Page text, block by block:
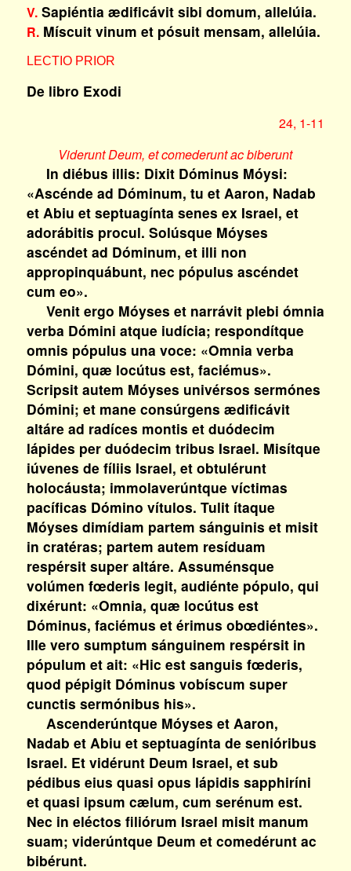
V.Sapiéntia ædificávit sibi domum, allelúia.
R.Míscuit vinum et pósuit mensam, allelúia.
LECTIO PRIOR
De libro Exodi
24, 1-11
Viderunt Deum, et comederunt ac biberunt
In diébus illis: Dixit Dóminus Móysi:
«Ascénde ad Dóminum, tu et Aaron, Nadab
et Abiu et septuagínta senes ex Israel, et
adorábitis procul. Solúsque Móyses
ascéndet ad Dóminum, et illi non
appropinquábunt, nec pópulus ascéndet
cum eo».
Venit ergo Móyses et narrávit plebi ómnia
verba Dómini atque iudícia; respondítque
omnis pópulus una voce: «Omnia verba
Dómini, quæ locútus est, faciémus».
Scripsit autem Móyses univérsos sermónes
Dómini; et mane consúrgens ædificávit
altáre ad radíces montis et duódecim
lápides per duódecim tribus Israel. Misítque
iúvenes de fíliis Israel, et obtulérunt
holocáusta; immolaverúntque víctimas
pacíficas Dómino vítulos. Tulit ítaque
Móyses dimídiam partem sánguinis et misit
in cratéras; partem autem resíduam
respérsit super altáre. Assuménsque
volúmen fœderis legit, audiénte pópulo, qui
dixérunt: «Omnia, quæ locútus est
Dóminus, faciémus et érimus obœdiéntes».
Ille vero sumptum sánguinem respérsit in
pópulum et ait: «Hic est sanguis fœderis,
quod pépigit Dóminus vobíscum super
cunctis sermónibus his».
Ascenderúntque Móyses et Aaron,
Nadab et Abiu et septuagínta de senióribus
Israel. Et vidérunt Deum Israel, et sub
pédibus eius quasi opus lápidis sapphiríni
et quasi ipsum cælum, cum serénum est.
Nec in eléctos filiórum Israel misit manum
suam; viderúntque Deum et comedérunt ac
bibérunt.